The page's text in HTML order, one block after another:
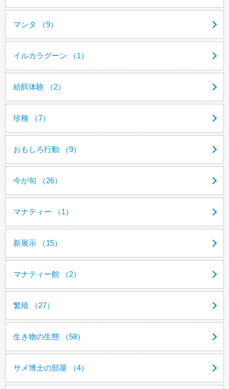
マンタ （9）
イルカラグーン （1）
給餌体験 （2）
珍種 （7）
おもしろ行動 （9）
今が旬 （26）
マナティー （1）
新展示 （15）
マナティー館 （2）
繁殖 （27）
生き物の生態 （58）
サメ博士の部屋 （4）